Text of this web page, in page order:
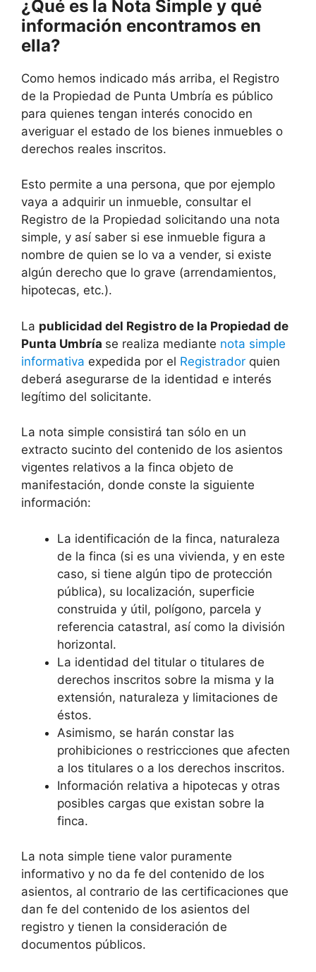
¿Qué es la Nota Simple y qué
información encontramos en
ella?
Como hemos indicado más arriba, el Registro
de la Propiedad de Punta Umbría es público
para quienes tengan interés conocido en
averiguar el estado de los bienes inmuebles o
derechos reales inscritos.
Esto permite a una persona, que por ejemplo
vaya a adquirir un inmueble, consultar el
Registro de la Propiedad solicitando una nota
simple, y así saber si ese inmueble figura a
nombre de quien se lo va a vender, si existe
algún derecho que lo grave (arrendamientos,
hipotecas, etc.).
La publicidad del Registro de la Propiedad de
Punta Umbría se realiza mediante nota simple
informativa expedida por el Registrador quien
deberá asegurarse de la identidad e interés
legítimo del solicitante.
La nota simple consistirá tan sólo en un
extracto sucinto del contenido de los asientos
vigentes relativos a la finca objeto de
manifestación, donde conste la siguiente
información:
La identificación de la finca, naturaleza
de la finca (si es una vivienda, y en este
caso, si tiene algún tipo de protección
pública), su localización, superficie
construida y útil, polígono, parcela y
referencia catastral, así como la división
horizontal.
La identidad del titular o titulares de
derechos inscritos sobre la misma y la
extensión, naturaleza y limitaciones de
éstos.
Asimismo, se harán constar las
prohibiciones o restricciones que afecten
a los titulares o a los derechos inscritos.
Información relativa a hipotecas y otras
posibles cargas que existan sobre la
finca.
La nota simple tiene valor puramente
informativo y no da fe del contenido de los
asientos, al contrario de las certificaciones que
dan fe del contenido de los asientos del
registro y tienen la consideración de
documentos públicos.